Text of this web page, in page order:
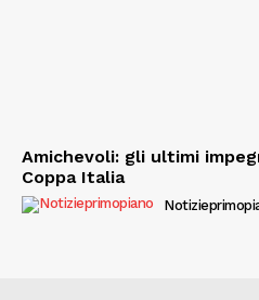
Amichevoli: gli ultimi
Coppa Italia